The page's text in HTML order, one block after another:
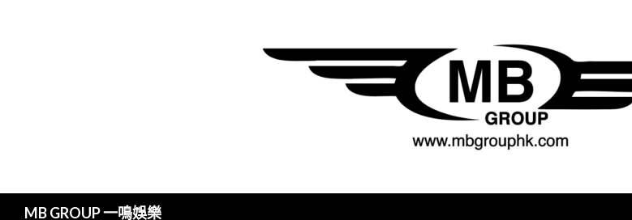
MB GROUP 一鳴娛樂